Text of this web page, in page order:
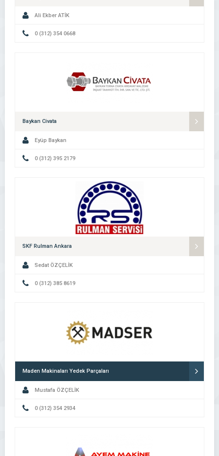
Ali Ekber ATİK
0 (312) 354 0668
Baykan Civata
Eyüp Baykan
0 (312) 395 2179
SKF Rulman Ankara
Sedat ÖZÇELİK
0 (312) 385 8619
Maden Makinaları Yedek Parçaları
Mustafa ÖZÇELİK
0 (312) 354 2934